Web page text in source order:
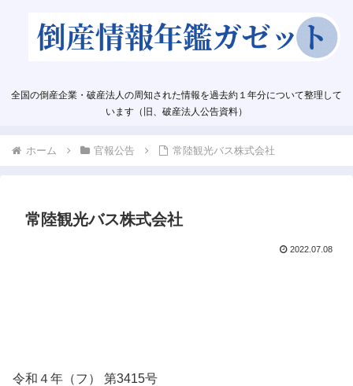
全国の倒産企業・破産法人の周知された情報を過去約１年分について整理して
います（旧、破産法人公告資料）
ホーム 官報公告 常陸観光バス株式会社
常陸観光バス株式会社
2022.07.08
令和４年（フ） 第3415号